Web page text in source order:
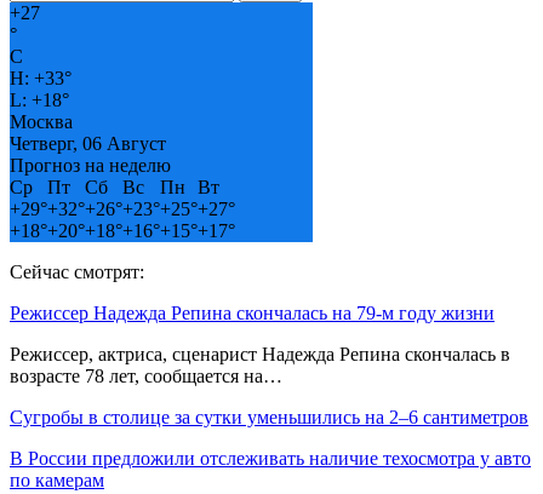
+27
°
C
H: +33°
L: +18°
Москва
Четверг, 06 Август
Прогноз на неделю
Ср
Пт Сб Вс Пн
Вт
+29°+32°+26°+23°+25°+27°
+18°+20°+18°+16°+15°+17°
Сейчас смотрят:
Режиссер Надежда Репина скончалась на 79-м году жизни
Режиссер, актриса, сценарист Надежда Репина скончалась в
возрасте 78 лет, сообщается на…
Сугробы в столице за сутки уменьшились на 2–6 сантиметров
В России предложили отслеживать наличие техосмотра у авто
по камерам